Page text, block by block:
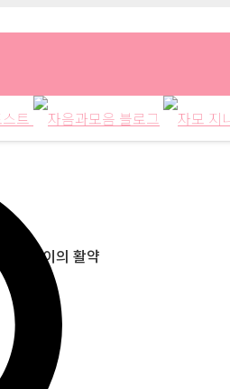
홍조이의 활약